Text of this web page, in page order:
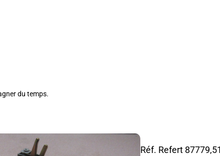
du temps.
Réf. Refert 87779,51